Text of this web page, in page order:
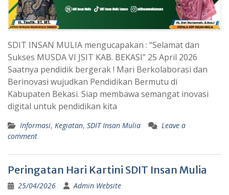
SDIT INSAN MULIA mengucapakan : “Selamat dan
Sukses MUSDA VI JSIT KAB. BEKASI” 25 April 2026 ​
Saatnya pendidik bergerak ! Mari Berkolaborasi dan
Berinovasi wujudkan Pendidikan Bermutu di
Kabupaten Bekasi. Siap membawa semangat inovasi
digital untuk pendidikan kita
Informasi, Kegiatan, SDIT Insan Mulia
Leave a
comment
Peringatan Hari Kartini SDIT Insan Mulia
25/04/2026 Admin Website